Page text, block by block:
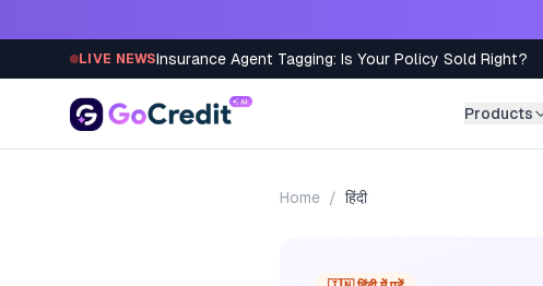
LIVE NEWSInsurance Agent Tagging: Is Your Policy Sold Right?
Products
Home / हिंदी